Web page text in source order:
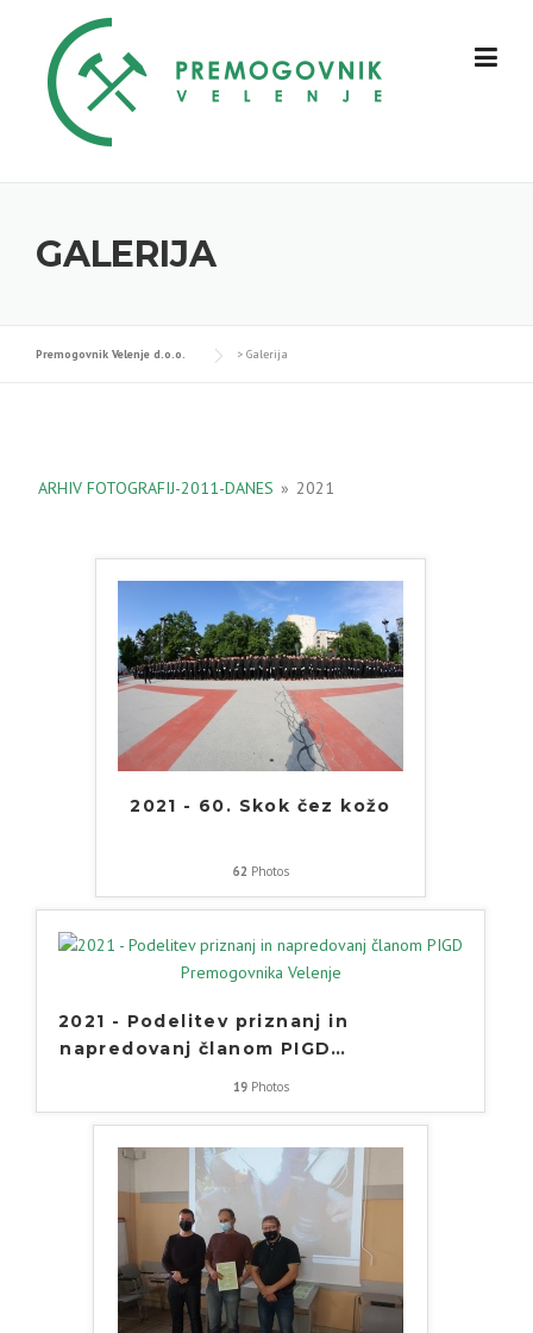
content
GALERIJA
Premogovnik Velenje d.o.o. > Galerija
ARHIV FOTOGRAFIJ-2011-DANES » 2021
2021 - 60. Skok čez kožo
62 Photos
2021 - Podelitev priznanj in
napredovanj članom PIGD…
19Photos